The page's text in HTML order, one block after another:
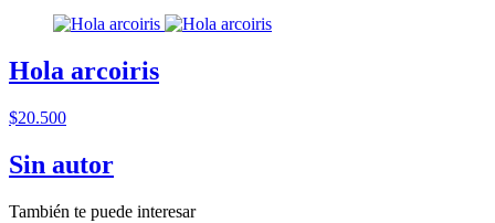
Hola arcoiris
$20.500
Sin autor
También te puede interesar